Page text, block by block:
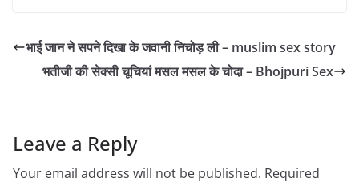
भाई जान ने सपने दिखा के जवानी निचोड़ ली – muslim sex story
भतीजी की सेक्सी चूचियां मसल मसल के चोदा – Bhojpuri Sex
Leave a Reply
Your email address will not be published. Required